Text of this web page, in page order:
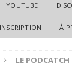
YOUTUBE
INSCRIPTION À
LE PODCATCH